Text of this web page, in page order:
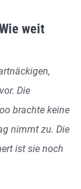
weit
Die
brachte keine
nimmt zu. Die
ist sie noch